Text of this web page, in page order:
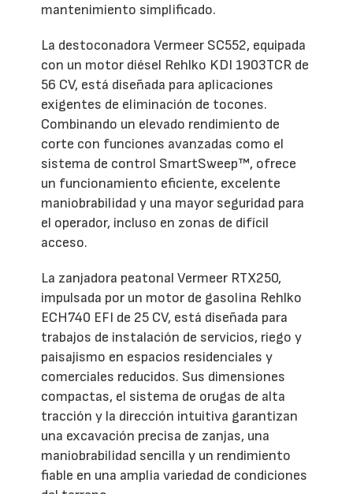
mantenimiento simplificado.
La destoconadora Vermeer SC552, equipada
con un motor diésel Rehlko KDI 1903TCR de
56 CV, está diseñada para aplicaciones
exigentes de eliminación de tocones.
Combinando un elevado rendimiento de
corte con funciones avanzadas como el
sistema de control SmartSweep™, ofrece
un funcionamiento eficiente, excelente
maniobrabilidad y una mayor seguridad para
el operador, incluso en zonas de difícil
acceso.
La zanjadora peatonal Vermeer RTX250,
impulsada por un motor de gasolina Rehlko
ECH740 EFI de 25 CV, está diseñada para
trabajos de instalación de servicios, riego y
paisajismo en espacios residenciales y
comerciales reducidos. Sus dimensiones
compactas, el sistema de orugas de alta
tracción y la dirección intuitiva garantizan
una excavación precisa de zanjas, una
maniobrabilidad sencilla y un rendimiento
fiable en una amplia variedad de condiciones